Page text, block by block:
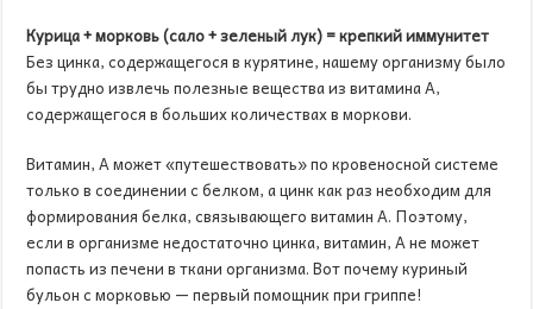
Курица + морковь (сало + зеленый лук) = крепкий иммунитет
Без цинка, содержащегося в курятине, нашему организму было
бы трудно извлечь полезные вещества из витамина А,
содержащегося в больших количествах в моркови.
Витамин, А может «путешествовать» по кровеносной системе
только в соединении с белком, а цинк как раз необходим для
формирования белка, связывающего витамин А. Поэтому,
если в организме недостаточно цинка, витамин, А не может
попасть из печени в ткани организма. Вот почему куриный
бульон с морковью — первый помощник при гриппе!